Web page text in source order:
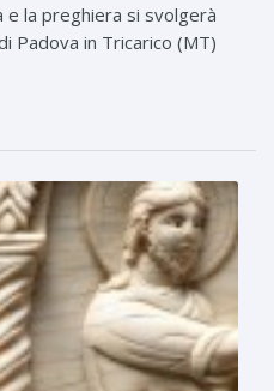
e la preghiera si svolgerà
Padova in Tricarico (MT)